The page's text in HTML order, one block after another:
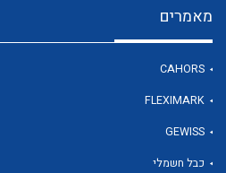
לכל מוצרי היצרןמאמרים
CAHORS
FLEXIMARK
GEWISS
כבל חשמלי